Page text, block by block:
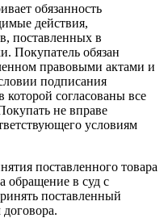
обязанность
действия,
поставленных в
Покупатель обязан
правовыми актами и
подписания
согласованы все
не вправе
условиям
поставленного товара
обращение в суд с
поставленный